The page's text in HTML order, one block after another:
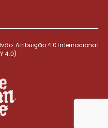
Atribuição 4.0 Internacional
4.0)